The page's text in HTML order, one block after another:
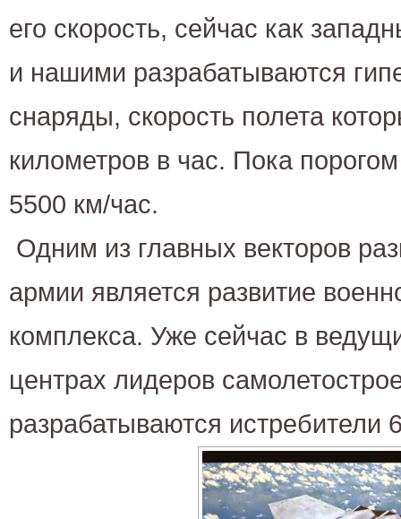
его скорость, сейчас как
и нашими разрабатываются
снаряды, скорость полета
километров в час. Пока
5500 км/час.
Одним из главных векторов
армии является развитие
комплекса. Уже сейчас в
центрах лидеров
разрабатываются истребители